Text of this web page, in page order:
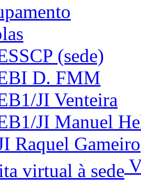
(sede)
D. FMM
JI Venteira
JI Manuel
Raquel Gameiro